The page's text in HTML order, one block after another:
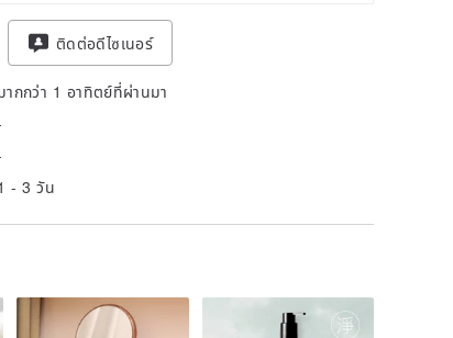
ติดต่อดีไซเนอร์
ากกว่า 1 อาทิตย์ที่ผ่านมา
- 3 วัน